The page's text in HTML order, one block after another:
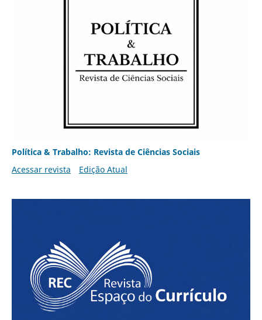
Política & Trabalho: Revista de Ciências Sociais
Acessar revista
Edição Atual